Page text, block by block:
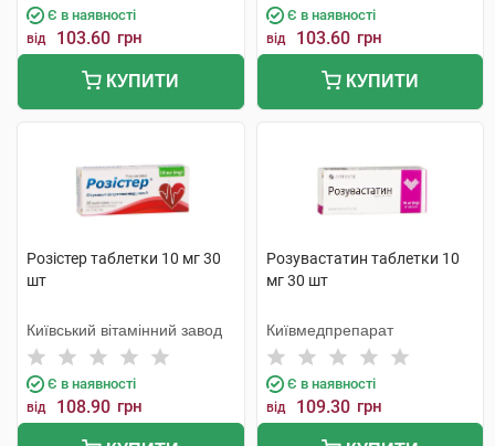
Є в наявності
від 103.60 грн
КУПИТИ
Є в наявності
від 103.60 грн
КУПИТИ
Розістер таблетки 10 мг 30
шт
Київський вітамінний завод
Є в наявності
від 108.90 грн
Розувастатин таблетки 10
мг 30 шт
Київмедпрепарат
Є в наявності
від 109.30 грн